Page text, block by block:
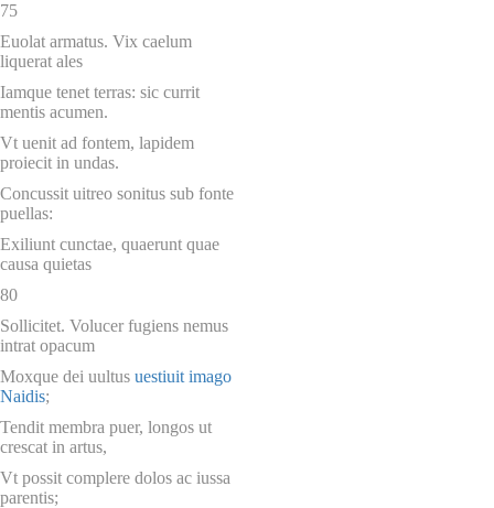
75
Euolat armatus. Vix caelum
liquerat ales
Iamque tenet terras: sic currit
mentis acumen.
Vt uenit ad fontem, lapidem
proiecit in undas.
Concussit uitreo sonitus sub fonte
puellas:
Exiliunt cunctae, quaerunt quae
causa quietas
80
Sollicitet. Volucer fugiens nemus
intrat opacum
Moxque dei uultus uestiuit imago
Naidis;
Tendit membra puer, longos ut
crescat in artus,
Vt possit complere dolos ac iussa
parentis;